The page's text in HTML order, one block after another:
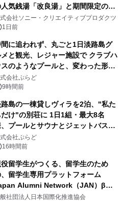
気銭湯「改良湯」と期間限定のコ
ボレーション サウナイキタイコラ
ッズも発売決定！
会社ソニー・クリエイティブプロダクツ
1日前
に追われず、丸ごと1日淡路島グ
メと観光、レジャー施設で クラブハ
スのようなプールと、変わった形の
ナも 「THE BOXY AWAJI」のお
素泊まり連泊プランで
会社ぷらど
9時間前
島の一棟貸しヴィラを2泊、"私た
だけ"の別荘に 1日1組・最大8名
プールとサウナとジェットバス付
Villa Mon Temps AWAJIの連泊
りプラン
会社ぷらど
16時間前
留学生がつくる、留学生のため
留学生専用プラットフォーム
Alumni Network（JAN）β版
リース
社団法人日本国際化推進協会